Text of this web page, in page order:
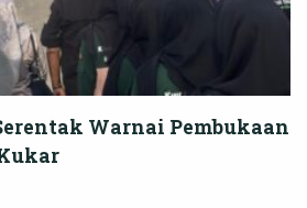
Warnai Pembukaan